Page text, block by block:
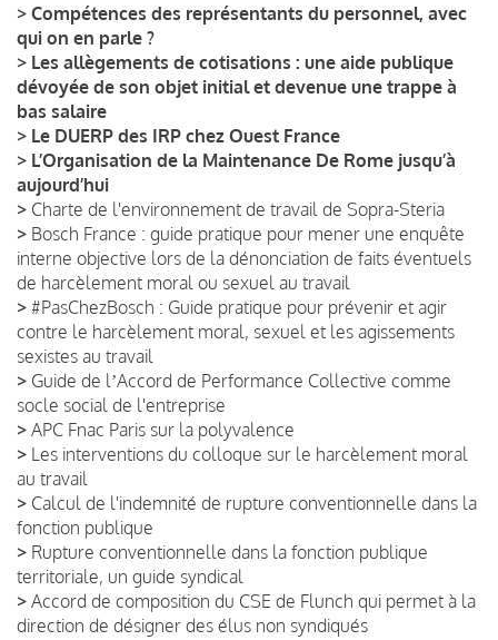
> Compétences des représentants du personnel, avec
qui on en parle ?
> Les allègements de cotisations : une aide publique
dévoyée de son objet initial et devenue une trappe à
bas salaire
> Le DUERP des IRP chez Ouest France
> L’Organisation de la Maintenance De Rome jusqu’à
aujourd’hui
> Charte de l'environnement de travail de Sopra-Steria
> Bosch France : guide pratique pour mener une enquête
interne objective lors de la dénonciation de faits éventuels
de harcèlement moral ou sexuel au travail
> #PasChezBosch : Guide pratique pour prévenir et agir
contre le harcèlement moral, sexuel et les agissements
sexistes au travail
> Guide de lʼAccord de Performance Collective comme
socle social de l'entreprise
> APC Fnac Paris sur la polyvalence
> Les interventions du colloque sur le harcèlement moral
au travail
> Calcul de l'indemnité de rupture conventionnelle dans la
fonction publique
> Rupture conventionnelle dans la fonction publique
territoriale, un guide syndical
> Accord de composition du CSE de Flunch qui permet à la
direction de désigner des élus non syndiqués